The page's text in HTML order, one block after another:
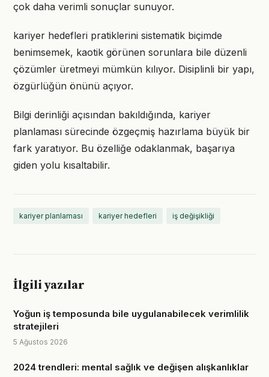
çok daha verimli sonuçlar sunuyor.
kariyer hedefleri pratiklerini sistematik biçimde
benimsemek, kaotik görünen sorunlara bile düzenli
çözümler üretmeyi mümkün kılıyor. Disiplinli bir yapı,
özgürlüğün önünü açıyor.
Bilgi derinliği açısından bakıldığında, kariyer
planlaması sürecinde özgeçmiş hazırlama büyük bir
fark yaratıyor. Bu özelliğe odaklanmak, başarıya
giden yolu kısaltabilir.
kariyer planlaması kariyer hedefleri iş değişikliği
İlgili yazılar
Yoğun iş temposunda bile uygulanabilecek verimlilik
stratejileri
5 Ağustos 2026
2024 trendleri: mental sağlık ve değişen alışkanlıklar